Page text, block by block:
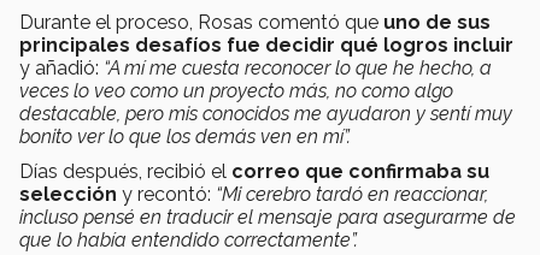
Durante el proceso, Rosas comentó que uno de sus
principales desafíos fue decidir qué logros incluir
y añadió: “A mí me cuesta reconocer lo que he hecho, a
veces lo veo como un proyecto más, no como algo
destacable, pero mis conocidos me ayudaron y sentí muy
bonito ver lo que los demás ven en mí”.
Días después, recibió el correo que confirmaba su
selección y recontó: “Mi cerebro tardó en reaccionar,
incluso pensé en traducir el mensaje para asegurarme de
que lo había entendido correctamente”.